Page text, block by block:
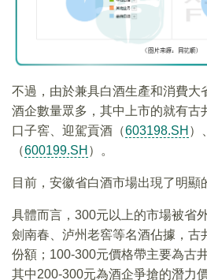
不過，由於兼具白酒生產和消費大
酒企數量眾多，其中上市的就有古
口子窖、迎駕貢酒（603198.SH ）
（600199.SH ）。
目前，安徽省白酒市場出現了明顯
具體而言，300元以上的市場被省
劍南春、泸州老窖等名酒佔據，古
份額；100-300元價格帶主要為古
其中200-300元為酒企爭搶的潛力